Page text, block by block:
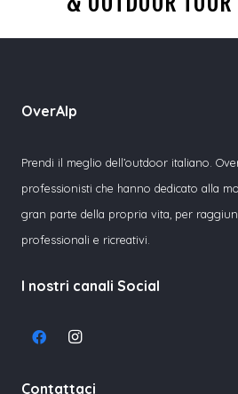
OverAlp
Prendi il meglio dell’outdoor italiano.
professionisti che hanno dedicato alla
gran parte della propria vita, per
professionali e ricreativi.
I nostri canali Social
Contattaci